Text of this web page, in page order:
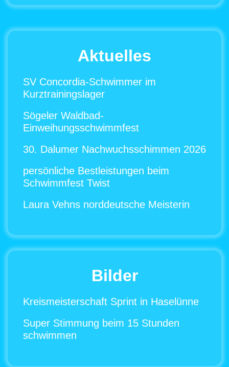
Aktuelles
SV Concordia-Schwimmer im
Kurztrainingslager
Sögeler Waldbad-
Einweihungsschwimmfest
30. Dalumer Nachwuchsschimmen 2026
persönliche Bestleistungen beim
Schwimmfest Twist
Laura Vehns norddeutsche Meisterin
Bilder
Kreismeisterschaft Sprint in Haselünne
Super Stimmung beim 15 Stunden
schwimmen